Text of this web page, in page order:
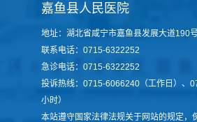
嘉鱼县人民医院
地址：湖北省咸宁市嘉鱼县发展大道190
联系电话：0715-6322252
急诊电话：0715-6322252
投诉热线：0715-6066240（工作日）、
小时）
本站遵守国家法律法规关于网站的规定，